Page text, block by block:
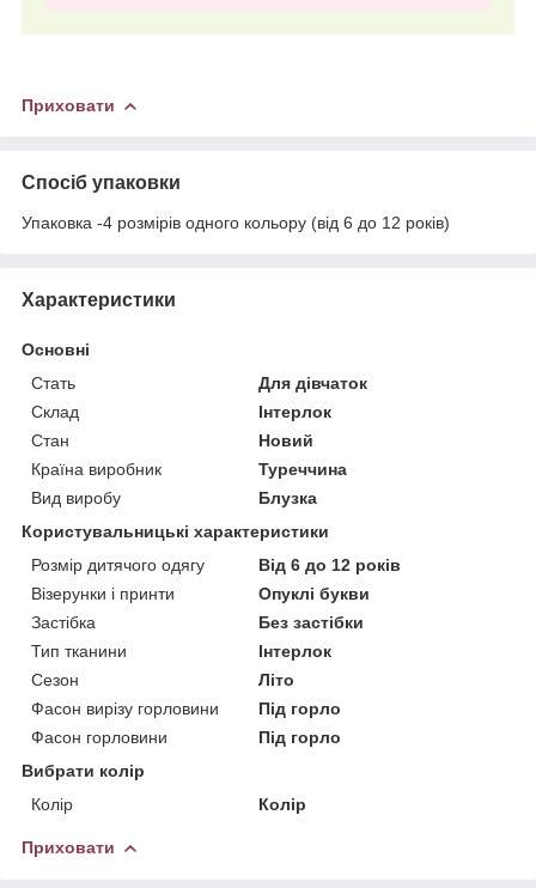
Приховати
Спосіб упаковки
Упаковка -4 розмірів одного кольору (від 6 до 12 років)
Характеристики
Основні
Стать
Для дівчаток
Склад
Інтерлок
Стан
Новий
Країна виробник
Туреччина
Вид виробу
Блузка
Користувальницькі характеристики
Розмір дитячого одягу
Від 6 до 12 років
Візерунки і принти
Опуклі букви
Застібка
Без застібки
Тип тканини
Інтерлок
Сезон
Літо
Фасон вирізу горловини
Під горло
Фасон горловини
Під горло
Вибрати колір
Колір
Колір
Приховати